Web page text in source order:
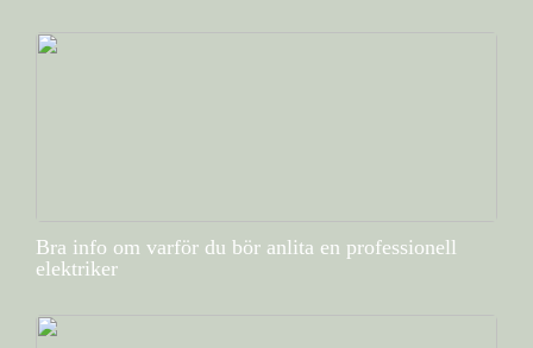
Bra info om varför du bör anlita en professionell
elektriker